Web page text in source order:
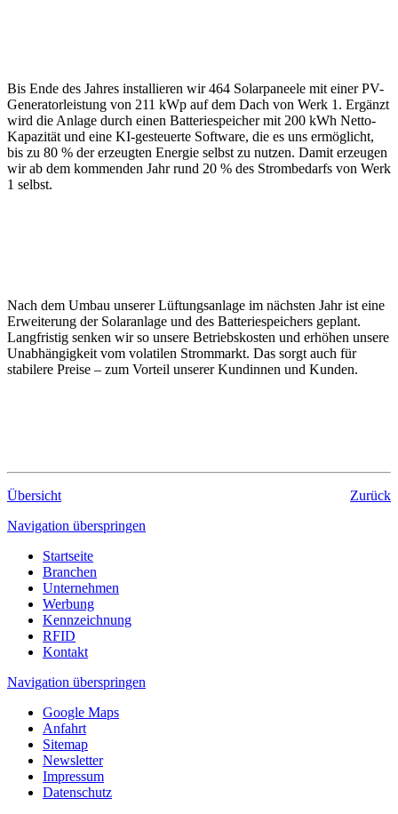
Bis Ende des Jahres installieren wir 464 Solarpaneele mit einer PV-
Generatorleistung von 211 kWp auf dem Dach von Werk 1. Ergänzt
wird die Anlage durch einen Batteriespeicher mit 200 kWh Netto-
Kapazität und eine KI-gesteuerte Software, die es uns ermöglicht,
bis zu 80 % der erzeugten Energie selbst zu nutzen. Damit erzeugen
wir ab dem kommenden Jahr rund 20 % des Strombedarfs von Werk
1 selbst.
Nach dem Umbau unserer Lüftungsanlage im nächsten Jahr ist eine
Erweiterung der Solaranlage und des Batteriespeichers geplant.
Langfristig senken wir so unsere Betriebskosten und erhöhen unsere
Unabhängigkeit vom volatilen Strommarkt. Das sorgt auch für
stabilere Preise – zum Vorteil unserer Kundinnen und Kunden.
Zurück
Übersicht
Navigation überspringen
Startseite
Branchen
Unternehmen
Werbung
Kennzeichnung
RFID
Kontakt
Navigation überspringen
Google Maps
Anfahrt
Sitemap
Newsletter
Impressum
Datenschutz